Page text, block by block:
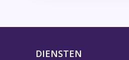
DIENSTEN